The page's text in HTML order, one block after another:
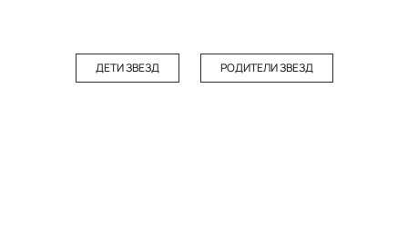
ДЕТИ ЗВЕЗД РОДИТЕЛИ ЗВЕЗД